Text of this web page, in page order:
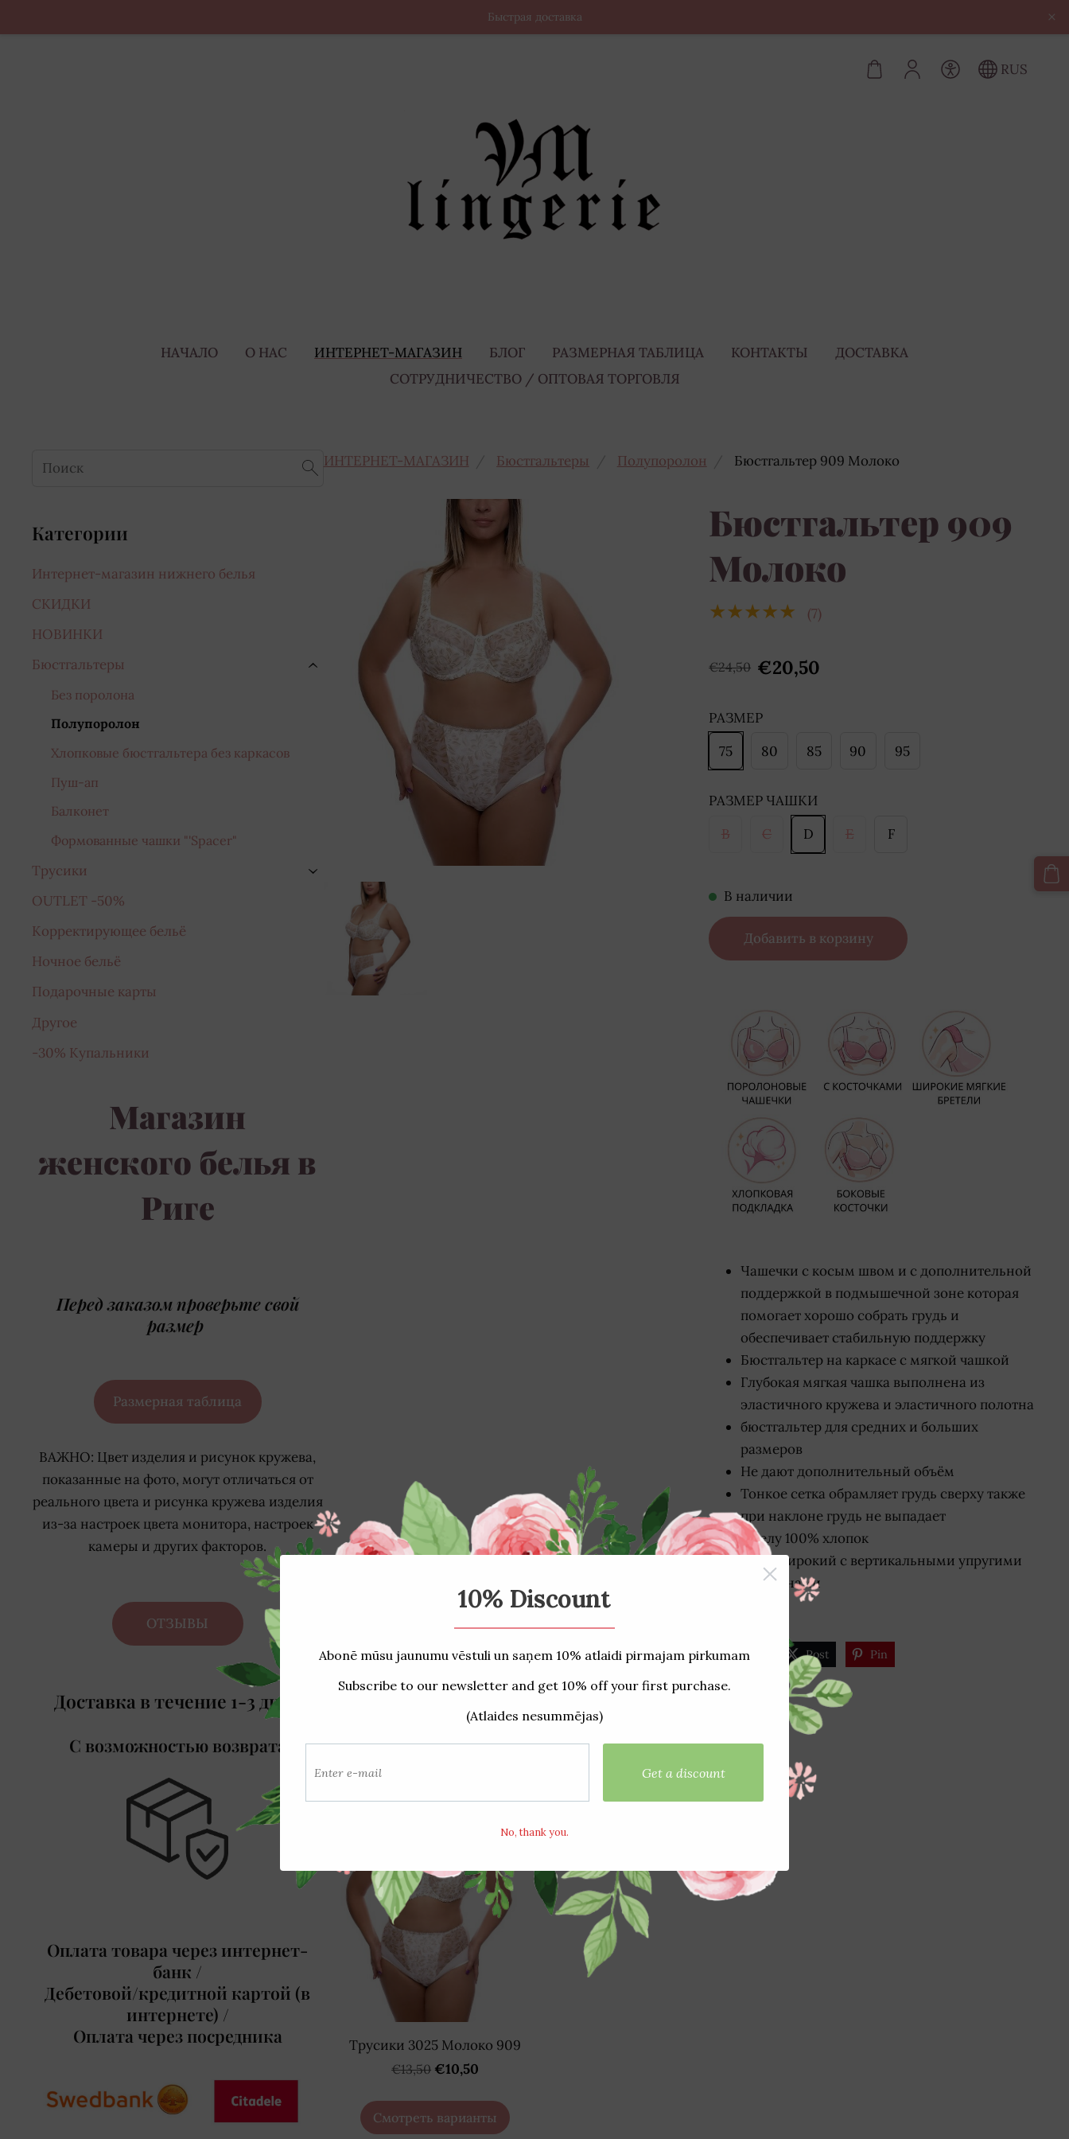
Быстрая доставка ×
НАЧАЛО О НАС ИНТЕРНЕТ-МАГАЗИН БЛОГ РАЗМЕРНАЯ ТАБЛИЦА КОНТАКТЫ
ДОСТАВКА
СОТРУДНИЧЕСТВО / ОПТОВАЯ ТОРГОВЛЯ
RUS
Категории
Интернет-магазин нижнего белья
СКИДКИ
НОВИНКИ
Бюстгальтеры
Без поролона
Полупоролон
Хлопковые бюстгальтера без каркасов
Пуш-ап
Балконет
Формованные чашки "'Spacer"
›
Трусики ›
OUTLET -50%
Корректирующее бельё
Ночное бельё
Подарочные карты
Другое
-30% Купальники
Магазин
женского белья в
Риге
Перед заказом проверьте свой
размер
Размерная таблица
ВАЖНО: Цвет изделия и рисунок кружева,
показанные на фото, могут отличаться от
реального цвета и рисунка кружева изделия
из-за настроек цвета монитора, настроек
камеры и других факторов.
ОТЗЫВЫ
Доставка в течение 1-3 дней
С возможностью возврата
Оплата товара через интернет-
банк /
Дебетовой/кредитной картой (в
интернете) /
Оплата через посредника
ИНТЕРНЕТ-МАГАЗИН Бюстгальтеры Полупоролон Бюстгальтер 909 Молоко
Бюстгальтер 909
Молоко
★★★★★ (7)
€24,50 €20,50
РАЗМЕР
75
80 85 90 95
РАЗМЕР ЧАШКИ
B
C D E F
В наличии
Добавить в корзину
Чашечки с косым швом и с дополнительной
поддержкой в подмышечной зоне которая
помогает хорошо собрать грудь и
обеспечивает стабильную поддержку
Бюстгальтер на каркасе с мягкой чашкой
Глубокая мягкая чашка выполнена из
эластичного кружева и эластичного полотна
бюстгальтер для средних и больших
размеров
Не дают дополнительный объём
Тонкое сетка обрамляет грудь сверху также
при наклоне грудь не выпадает
К телу 100% хлопок
Пояс широкий с вертикальными упругими
пластинами
Share Post Pin
Связанные продукты
Трусики 3025 Молоко 909
€13,50 €10,50
Смотреть варианты